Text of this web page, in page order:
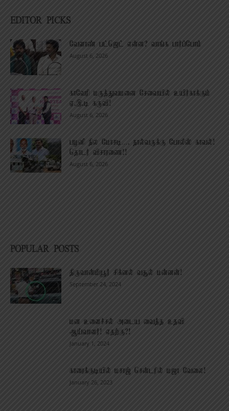
EDITOR PICKS
வேளாண் பட்ஜெட் என்ன? வாங்க பார்ப்போம்
August 6, 2026
காவேரி மருத்துவமனை சேவையில் உயிர்காக்கும்
ஏ.இ.டி கருவி!
August 6, 2026
பழனி நில மோசடி…. நால்வருக்கு போலீஸ் காவல்!
தொடர் விசாரணை!!
August 6, 2026
POPULAR POSTS
திருவான்மியூர் சிக்னல் வசூல் மன்னன்!
September 24, 2024
மன உளைச்சல் அடைய வைத்த உதவி
ஆய்வாளர்! எதற்கு?!
January 1, 2024
காரைக்குடியில் மசாஜ் சென்டரில் மஜா வேலை!
January 26, 2023